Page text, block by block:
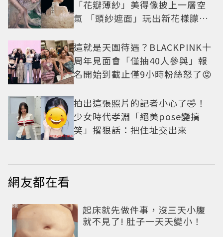
「花瓣薄紗」美得像披上一層空
氣 「頭紗遮面」玩出新花樣朦朧
這就是天團待遇？BLACKPINK十
周年見面會「僅抽40人參與」報
名開始到截止僅9小時粉絲怒了😡
拍出這張照片的記者小心了🤣！
少女時代孝淵「絕美pose變搞
笑」撂狠話：把住址交出來
網友都在看
起床就先做件事，沒三天小腹
就不見了! 肚子一天天變小！
PR